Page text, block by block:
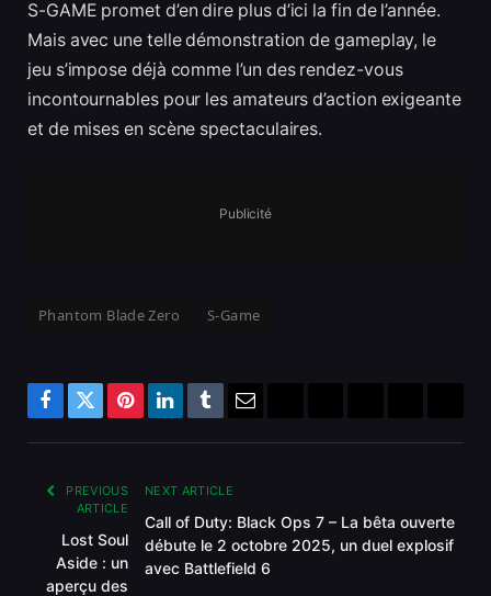
S-GAME promet d’en dire plus d’ici la fin de l’année.
Mais avec une telle démonstration de gameplay, le
jeu s’impose déjà comme l’un des rendez-vous
incontournables pour les amateurs d’action exigeante
et de mises en scène spectaculaires.
Publicité
Phantom Blade Zero S-Game
Facebook
TwitterPinterestLinkedInTumblrEmail
PREVIOUS
ARTICLE
Lost Soul
Aside : un
aperçu des
NEXT ARTICLE
Call of Duty: Black Ops 7 – La bêta ouverte
débute le 2 octobre 2025, un duel explosif
avec Battlefield 6